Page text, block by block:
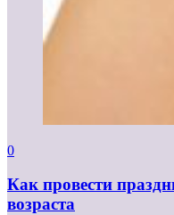
0
Как провести
возраста